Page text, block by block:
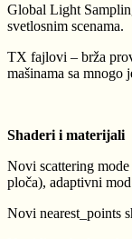
Global Light
svetlosnim scenama.
TX fajlovi – brža
mašinama sa mnogo
Shaderi i materijali
Novi scattering
ploča), adaptivni
Novi nearest_points